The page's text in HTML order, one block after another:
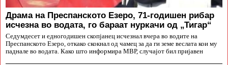
Драма на Преспанското Езеро, 71-годишен рибар
исчезна во водата, го бараат нуркачи од „Тигар“
Седумдесет и едногодишен скопјанец исчезнал вчера во водите на
Преспанското Езеро, откако скокнал од чамец за да ги земе веслата кои му
паднале во водата. Како што информира МВР, случајот бил пријавен